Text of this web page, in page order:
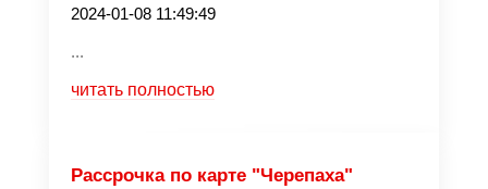
2024-01-08 11:49:49
...
читать полностью
Рассрочка по карте "Черепаха"